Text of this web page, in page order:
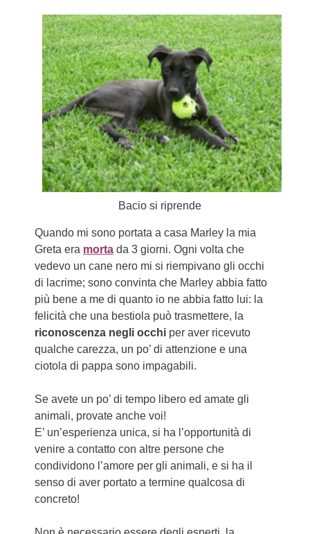
Bacio si riprende
Quando mi sono portata a casa Marley la mia
Greta era morta da 3 giorni. Ogni volta che
vedevo un cane nero mi si riempivano gli occhi
di lacrime; sono convinta che Marley abbia fatto
più bene a me di quanto io ne abbia fatto lui: la
felicità che una bestiola può trasmettere, la
riconoscenza negli occhi per aver ricevuto
qualche carezza, un po’ di attenzione e una
ciotola di pappa sono impagabili.
Se avete un po’ di tempo libero ed amate gli
animali, provate anche voi!
E’ un’esperienza unica, si ha l’opportunità di
venire a contatto con altre persone che
condividono l’amore per gli animali, e si ha il
senso di aver portato a termine qualcosa di
concreto!